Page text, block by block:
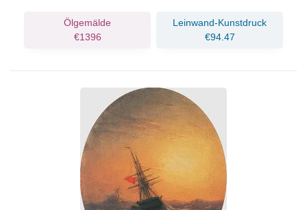
Ölgemälde
€1396
Leinwand-Kunstdruck
€94.47